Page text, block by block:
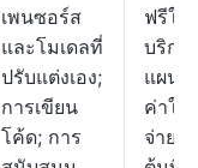
เพนซอร์ส
และโมเดลที่
ปรับแต่งเอง;
การเขียน
โค้ด; การ
ฟรีให้
บริกา
แผนเ
ค่าใช้
จ่ายเ